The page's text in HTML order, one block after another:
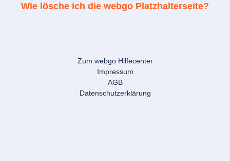
Wie lösche ich die webgo Platzhalterseite?
Zum webgo Hilfecenter
Impressum
AGB
Datenschutzerklärung